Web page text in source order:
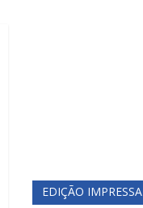
EDIÇÃO IMPRESSA